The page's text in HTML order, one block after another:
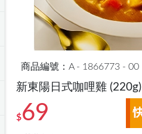
商品編號：A - 1866773 - 00
新東陽日式咖哩雞 (220g)
$69